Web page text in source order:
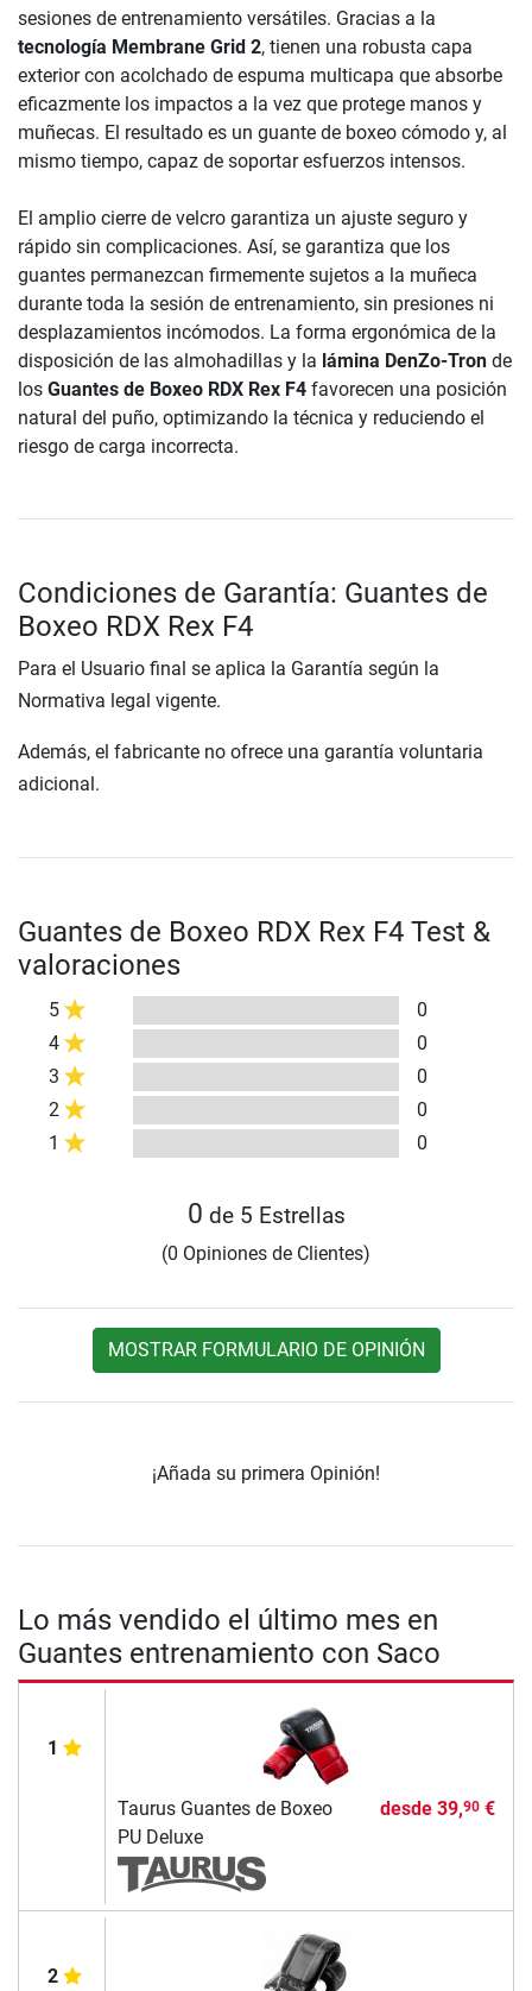
sesiones de entrenamiento versátiles. Gracias a la
tecnología Membrane Grid 2, tienen una robusta capa
exterior con acolchado de espuma multicapa que absorbe
eficazmente los impactos a la vez que protege manos y
muñecas. El resultado es un guante de boxeo cómodo y, al
mismo tiempo, capaz de soportar esfuerzos intensos.
El amplio cierre de velcro garantiza un ajuste seguro y
rápido sin complicaciones. Así, se garantiza que los
guantes permanezcan firmemente sujetos a la muñeca
durante toda la sesión de entrenamiento, sin presiones ni
desplazamientos incómodos. La forma ergonómica de la
disposición de las almohadillas y la lámina DenZo-Tron de
los Guantes de Boxeo RDX Rex F4 favorecen una posición
natural del puño, optimizando la técnica y reduciendo el
riesgo de carga incorrecta.
Condiciones de Garantía: Guantes de
Boxeo RDX Rex F4
Para el Usuario final se aplica la Garantía según la
Normativa legal vigente.
Además, el fabricante no ofrece una garantía voluntaria
adicional.
Guantes de Boxeo RDX Rex F4 Test &
valoraciones
5
0
4
0
3
0
2
0
1
0
0 de 5 Estrellas
(0 Opiniones de Clientes)
MOSTRAR FORMULARIO DE OPINIÓN
¡Añada su primera Opinión!
Lo más vendido el último mes en
Guantes entrenamiento con Saco
1
Taurus Guantes de Boxeo
PU Deluxe
desde 39,90€
2